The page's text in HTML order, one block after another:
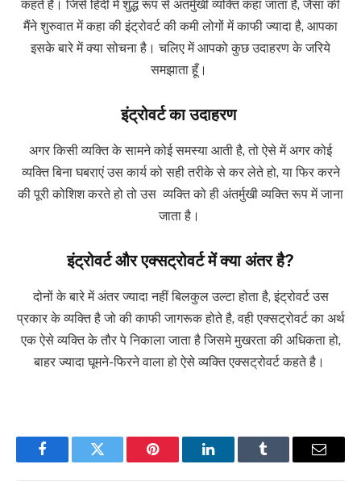
कहते है। जिसे हिंदी में शुद्ध रूप से अंतर्मुखी व्यक्ति कहा जाता है, जैसा की
मैंने शुरुवात में कहा की इंट्रोवर्ट की कमी लोगों में काफी ज्यादा है, आपका
इसके बारे में क्या सोचना है। चलिए में आपको कुछ उदाहरण के जरिये
समझाता हूँ।
इंट्रोवर्ट का उदाहरण
अगर किसी व्यक्ति के सामने कोई समस्या आती है, तो ऐसे में अगर कोई
व्यक्ति बिना घबराएं उस कार्य को सही तरीके से कर लेते हो, या फिर करने
की पूरी कोशिश करते हो तो उस व्यक्ति को ही अंतर्मुखी व्यक्ति रूप में जाना
जाता है।
इंट्रोवर्ट और एक्सट्रोवर्ट में क्या अंतर है?
दोनों के बारे में अंतर ज्यादा नहीं बिलकुल उल्टा होता है, इंट्रोवर्ट उस
प्रकार के व्यक्ति है जो की काफी जागरूक होते है, वही एक्सट्रोवर्ट का अर्थ
एक ऐसे व्यक्ति के तौर पे निकाला जाता है जिसमे मुखरता की अधिकता हो,
बाहर ज्यादा घूमने-फिरने वाला हो ऐसे व्यक्ति एक्सट्रोवर्ट कहते है।
FacebookTwitter Pinterest LinkedInTumblr Email